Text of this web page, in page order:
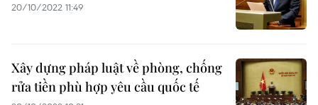
20/10/2022 11:49
Xây dựng pháp luật về phòng, chống
rửa tiền phù hợp yêu cầu quốc tế